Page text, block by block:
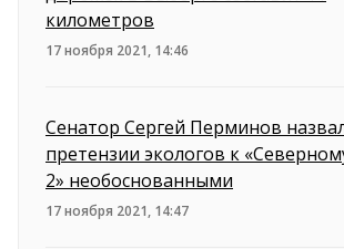
километров
17 ноября 2021, 14:46
Сенатор Сергей Перминов
претензии экологов к
2» необоснованными
17 ноября 2021, 14:47